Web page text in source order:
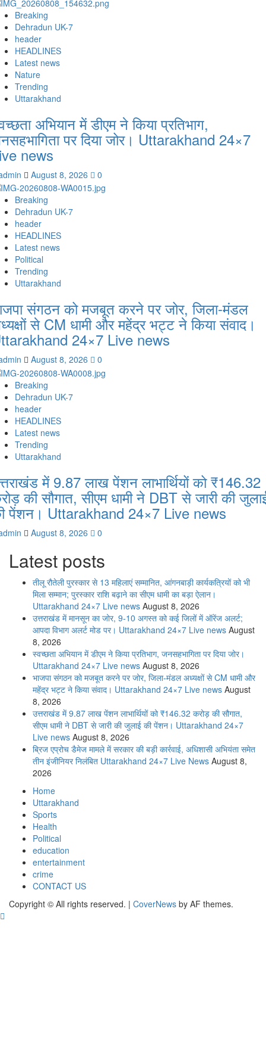
Breaking
Dehradun UK-7
header
HEADLINES
Latest news
Nature
Trending
Uttarakhand
अभियान में डीएम ने किया प्रतिभाग,
पर दिया जोर। Uttarakhand 24×7
news
August 8, 2026 0
Breaking
Dehradun UK-7
header
HEADLINES
Latest news
Political
Trending
Uttarakhand
संगठन को मजबूत करने पर जोर, जिला-मंडल
से CM धामी और महेंद्र भट्ट ने किया संवाद।
24×7 Live news
August 8, 2026 0
Breaking
Dehradun UK-7
header
HEADLINES
Latest news
Trending
Uttarakhand
में 9.87 लाख पेंशन लाभार्थियों को ₹146.32
की सौगात, सीएम धामी ने DBT से जारी की
पेंशन। Uttarakhand 24×7 Live news
August 8, 2026 0
Latest posts
तीलू रौतेली पुरस्कार से 13 महिलाएं सम्मानित, आंगनबाड़ी कार्यकत्रियों को भी
मिला सम्मान; पुरस्कार राशि बढ़ाने का सीएम धामी का बड़ा ऐलान।
Uttarakhand 24×7 Live news August 8, 2026
उत्तराखंड में मानसून का जोर, 9-10 अगस्त को कई जिलों में ऑरेंज अलर्ट;
आपदा विभाग अलर्ट मोड पर। Uttarakhand 24×7 Live news August
8, 2026
स्वच्छता अभियान में डीएम ने किया प्रतिभाग, जनसहभागिता पर दिया जोर।
Uttarakhand 24×7 Live news August 8, 2026
भाजपा संगठन को मजबूत करने पर जोर, जिला-मंडल अध्यक्षों से CM धामी और
महेंद्र भट्ट ने किया संवाद। Uttarakhand 24×7 Live news August
8, 2026
उत्तराखंड में 9.87 लाख पेंशन लाभार्थियों को ₹146.32 करोड़ की सौगात,
सीएम धामी ने DBT से जारी की जुलाई की पेंशन। Uttarakhand 24×7
Live news August 8, 2026
ब्रिज एप्रोच डैमेज मामले में सरकार की बड़ी कार्रवाई, अधिशासी अभियंता समेत
तीन इंजीनियर निलंबित Uttarakhand 24×7 Live News August 8,
2026
Home
Uttarakhand
Sports
Health
Political
education
entertainment
crime
CONTACT US
Copyright © All rights reserved. | CoverNews by AF themes.